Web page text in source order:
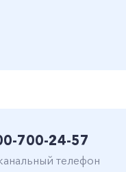
700-24-57
телефон